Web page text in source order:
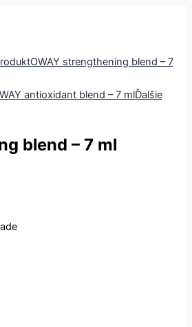
OWAY strengthening blend – 7
antioxidant blend – 7 mlĎalšie
blend – 7 ml